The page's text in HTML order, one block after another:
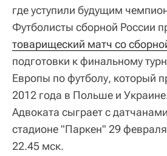
где уступили будущим
Футболисты сборной России
товарищеский матч со
подготовки к финальному
Европы по футболу, который
2012 года в Польше и
Адвоката сыграет с
стадионе "Паркен" 29
22.45 мск.